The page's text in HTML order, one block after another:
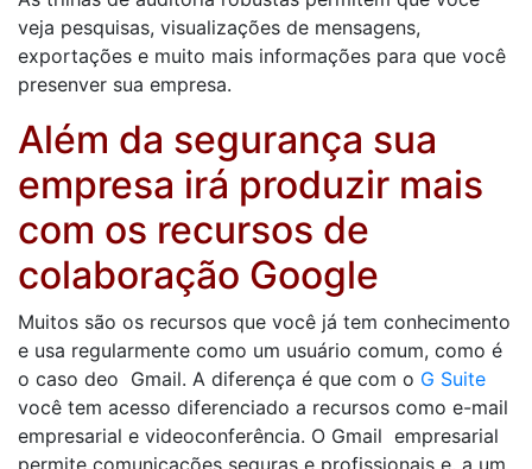
veja pesquisas, visualizações de mensagens,
exportações e muito mais informações para que você
presenver sua empresa.
Além da segurança sua
empresa irá produzir mais
com os recursos de
colaboração Google
Muitos são os recursos que você já tem conhecimento
e usa regularmente como um usuário comum, como é
o caso deo Gmail. A diferença é que com o G Suite
você tem acesso diferenciado a recursos como e-mail
empresarial e videoconferência. O Gmail empresarial
permite comunicações seguras e profissionais e, a um